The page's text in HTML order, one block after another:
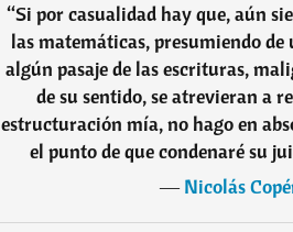
“Si por casualidad hay que, aún
las matemáticas, presumiendo
algún pasaje de las escrituras,
de su sentido, se atrevieran a
estructuración mía, no hago en
el punto de que condenaré su
―Nicolás